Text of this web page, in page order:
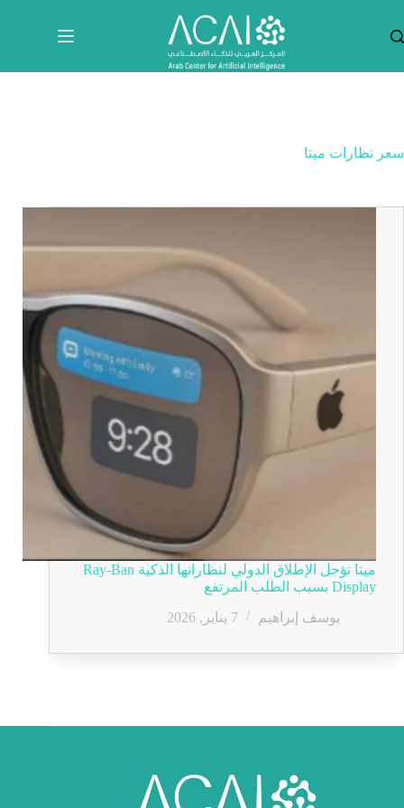
المحتوى
سعر نظارات ميتا
ميتا تؤجل الإطلاق الدولي لنظاراتها الذكية Ray-Ban
Display بسبب الطلب المرتفع
يوسف إبراهيم
7 يناير, 2026